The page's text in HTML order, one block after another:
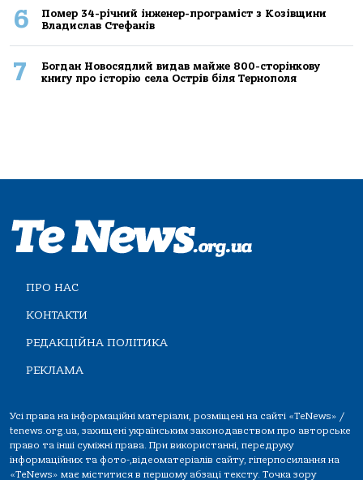
6
Помер 34-річний інженер-програміст з Козівщини
Владислав Стефанів
7
Богдан Новосядлий видав майже 800-сторінкову
книгу про історію села Острів біля Тернополя
ПРО НАС
КОНТАКТИ
РЕДАКЦІЙНА ПОЛІТИКА
РЕКЛАМА
Усі права на інформаційні матеріали, розміщені на сайті «TeNews» /
tenews.org.ua, захищені українським законодавством про авторське
право та інші суміжні права. При використанні, передруку
інформаційних та фото-,відеоматеріалів сайту, гіперпосилання на
«TeNews» має міститися в першому абзаці тексту. Точка зору